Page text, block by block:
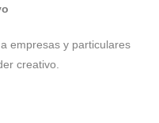
empresas y particulares
creativo.